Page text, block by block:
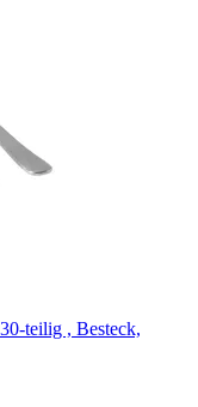
teilig , Besteck,